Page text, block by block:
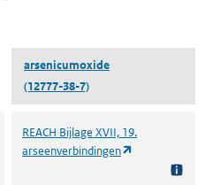
arsenicumoxide
(12777-38-7)
REACH Bijlage XVII, 19.
arseenverbindingen